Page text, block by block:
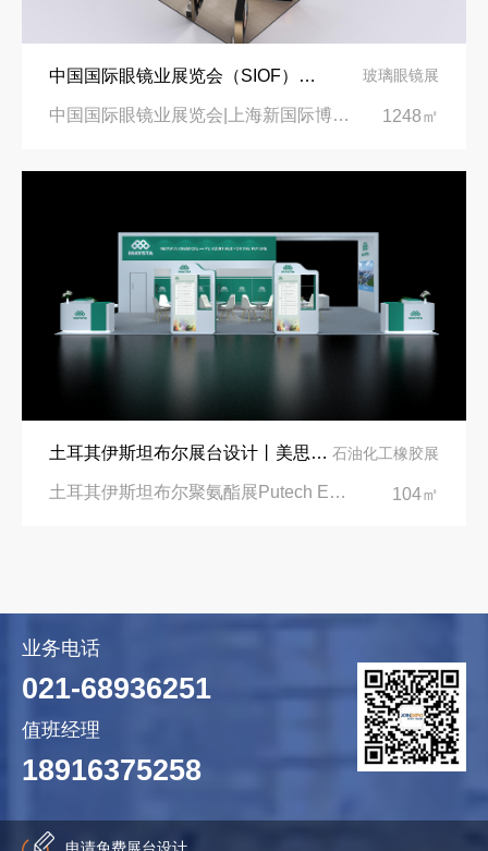
中国国际眼镜业展览会（SIOF）‌展台设计搭建-眼镜业巨头依视路陆逊梯卡 玻璃眼镜展
中国国际眼镜业展览会|上海新国际博览中心‌ 1248㎡
土耳其伊斯坦布尔展台设计丨美思德创新产品，打造聚氨酯行业标杆 石油化工橡胶展
土耳其伊斯坦布尔聚氨酯展Putech Eurasia|土耳其国际会展中心 104㎡
业务电话
021-68936251
值班经理
18916375258